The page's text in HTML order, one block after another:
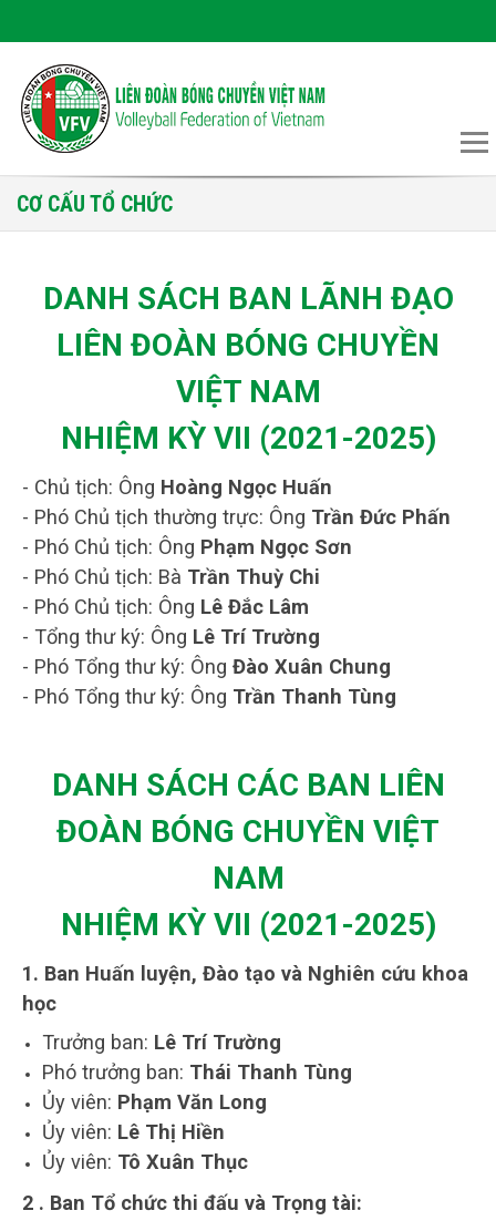
CƠ CẤU TỔ CHỨC
DANH SÁCH BAN LÃNH ĐẠO
LIÊN ĐOÀN BÓNG CHUYỀN
VIỆT NAM
NHIỆM KỲ VII (2021-2025)
- Chủ tịch: Ông Hoàng Ngọc Huấn
- Phó Chủ tịch thường trực: Ông Trần Đức Phấn
- Phó Chủ tịch: Ông Phạm Ngọc Sơn
- Phó Chủ tịch: Bà Trần Thuỳ Chi
- Phó Chủ tịch: Ông Lê Đắc Lâm
- Tổng thư ký: Ông Lê Trí Trường
- Phó Tổng thư ký: Ông Đào Xuân Chung
- Phó Tổng thư ký: Ông Trần Thanh Tùng
DANH SÁCH CÁC BAN LIÊN
ĐOÀN BÓNG CHUYỀN VIỆT
NAM
NHIỆM KỲ VII (2021-2025)
1. Ban Huấn luyện, Đào tạo và Nghiên cứu khoa
học
Trưởng ban: Lê Trí Trường
Phó trưởng ban: Thái Thanh Tùng
Ủy viên: Phạm Văn Long
Ủy viên: Lê Thị Hiền
Ủy viên: Tô Xuân Thục
2 . Ban Tổ chức thi đấu và Trọng tài: